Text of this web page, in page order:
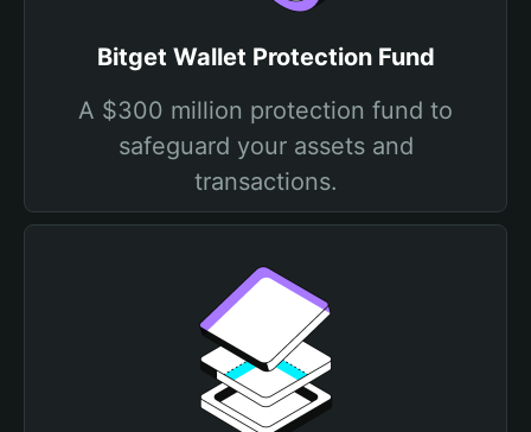
Bitget Wallet Protection Fund
A $300 million protection fund to
safeguard your assets and
transactions.